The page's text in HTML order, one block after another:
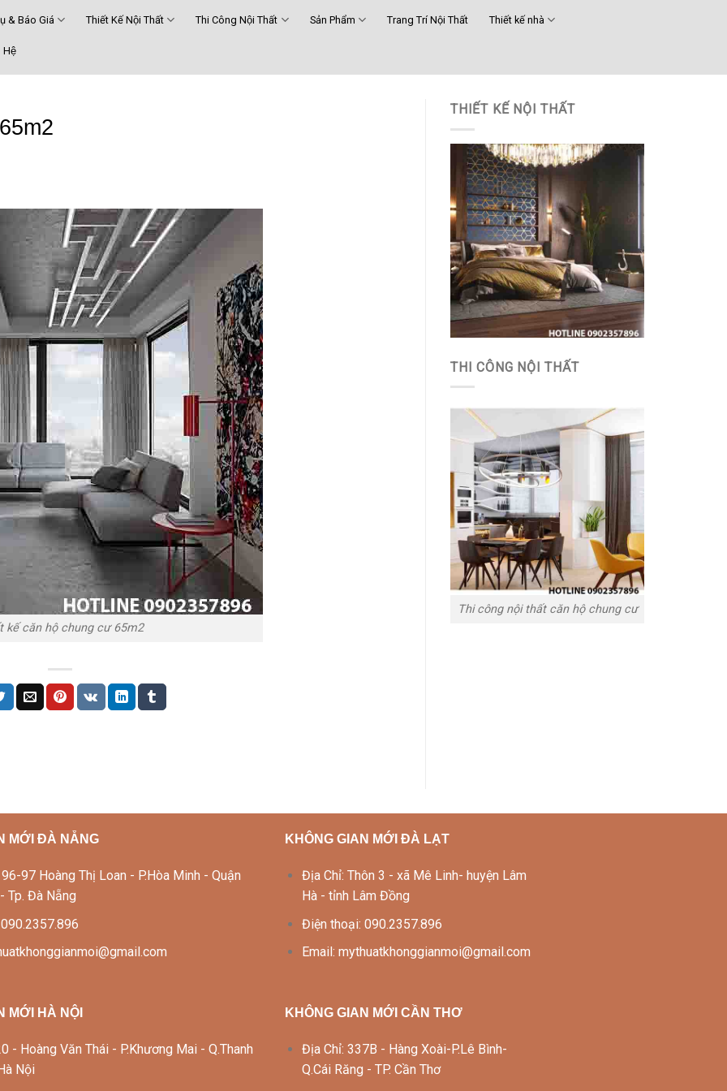
& Báo Giá Thiết Kế Nội Thất Thi Công Nội Thất Sản Phẩm Trang Trí Nội Thất Thiết kế nhà
Hệ
kế căn hộ chung cư 65m2
THIẾT KẾ NỘI THẤT
THI CÔNG NỘI THẤT
Thi công nội thất căn hộ chung cư
MỚI ĐÀ NẴNG
97 Hoàng Thị Loan - P.Hòa Minh - Quận
Tp. Đà Nẵng
KHÔNG GIAN MỚI ĐÀ LẠT
Địa Chỉ: Thôn 3 - xã Mê Linh- huyện Lâm
Hà - tỉnh Lâm Đồng
Điện thoại: 090.2357.896
Email: mythuatkhonggianmoi@gmail.com
MỚI HÀ NỘI
- Hoàng Văn Thái - P.Khương Mai - Q.Thanh
Nội
KHÔNG GIAN MỚI CẦN THƠ
Địa Chỉ: 337B - Hàng Xoài-P.Lê Bình-
Q.Cái Răng - TP. Cần Thơ